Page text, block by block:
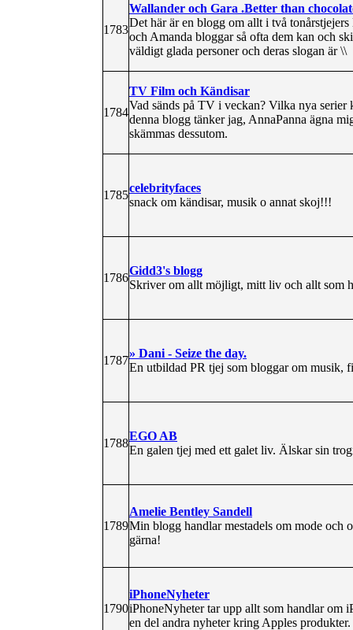
1783
Wallander och Gara .Better than
Det här är en blogg om allt i två
och Amanda bloggar så ofta dem kan och
väldigt glada personer och deras slogan är \\
1784
TV Film och Kändisar
Vad sänds på TV i veckan? Vilka nya
denna blogg tänker jag, AnnaPanna ägna
skämmas dessutom.
1785
celebrityfaces
snack om kändisar, musik o annat skoj!!!
1786
Gidd3's blogg
Skriver om allt möjligt, mitt liv och allt som
1787
» Dani - Seize the day.
En utbildad PR tjej som bloggar om musik,
1788
EGO AB
En galen tjej med ett galet liv. Älskar sin
1789
Amelie Bentley Sandell
Min blogg handlar mestadels om mode och
gärna!
1790
iPhoneNyheter
iPhoneNyheter tar upp allt som handlar om
en del andra nyheter kring Apples produkter.